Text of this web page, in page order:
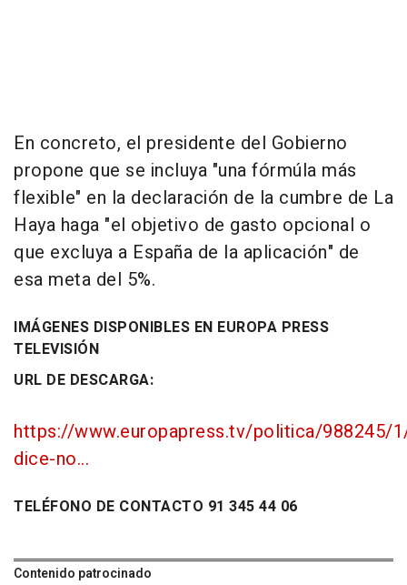
En concreto, el presidente del Gobierno
propone que se incluya "una fórmúla más
flexible" en la declaración de la cumbre de La
Haya haga "el objetivo de gasto opcional o
que excluya a España de la aplicación" de
esa meta del 5%.
IMÁGENES DISPONIBLES EN EUROPA PRESS
TELEVISIÓN
URL DE DESCARGA:
https://www.europapress.tv/politica/988245/
dice-no...
TELÉFONO DE CONTACTO 91 345 44 06
Contenido patrocinado